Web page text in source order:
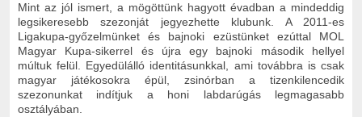
Mint az jól ismert, a mögöttünk hagyott évadban a mindeddig
legsikeresebb szezonját jegyezhette klubunk. A 2011-es
Ligakupa-győzelmünket és bajnoki ezüstünket ezúttal MOL
Magyar Kupa-sikerrel és újra egy bajnoki második hellyel
múltuk felül. Egyedülálló identitásunkkal, ami továbbra is csak
magyar játékosokra épül, zsinórban a tizenkilencedik
szezonunkat indítjuk a honi labdarúgás legmagasabb
osztályában.